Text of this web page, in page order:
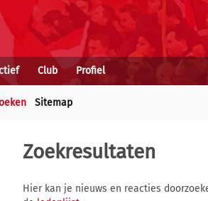
Club Profiel
Sitemap
Zoekresultaten
Hier kan je nieuws en reacties